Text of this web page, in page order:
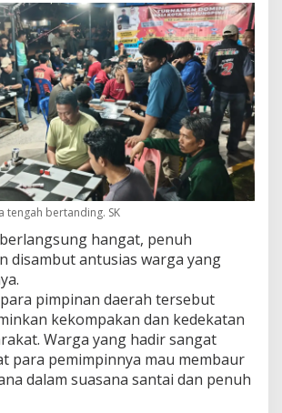
n
g
D
i
g
e
l
a
r
M
A
N
T
A
B
T
u
n
g
p
i
tengah bertanding. SK
hangat, penuh
disambut antusias warga yang
pimpinan daerah tersebut
kekompakan dan kedekatan
Warga yang hadir sangat
para pemimpinnya mau membaur
dalam suasana santai dan penuh